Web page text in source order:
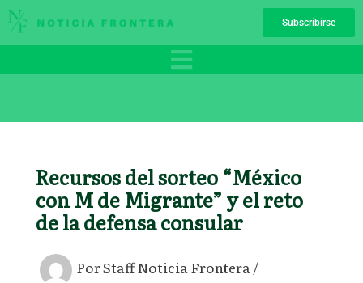
Ir
al
Subscribirse
Recursos del sorteo “México
con M de Migrante” y el reto
de la defensa consular
PorStaff Noticia Frontera/